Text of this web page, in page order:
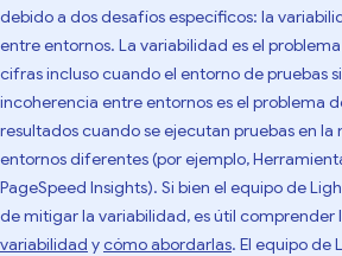
debido a dos desafíos específicos: la
entre entornos. La variabilidad es el
cifras incluso cuando el entorno de pruebas
incoherencia entre entornos es el problema
resultados cuando se ejecutan pruebas en la
entornos diferentes (por ejemplo,
PageSpeed Insights). Si bien el equipo de
de mitigar la variabilidad, es útil comprender
variabilidad ycómo abordarlas. El equipo de